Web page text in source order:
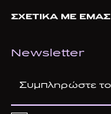
ΣΧΕΤΙΚΑ ΜΕ ΕΜΑΣ
Newsletter